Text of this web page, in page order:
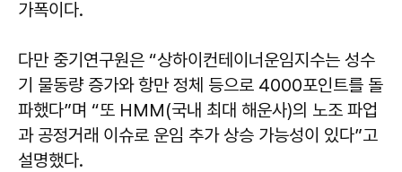
가폭이다.
다만 중기연구원은 “상하이컨테이너운임지수는 성수
기 물동량 증가와 항만 정체 등으로 4000포인트를 돌
파했다”며 “또 HMM(국내 최대 해운사)의 노조 파업
과 공정거래 이슈로 운임 추가 상승 가능성이 있다”고
설명했다.